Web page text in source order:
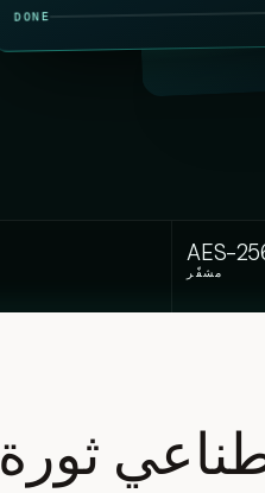
DONE
AES-
مشفّر